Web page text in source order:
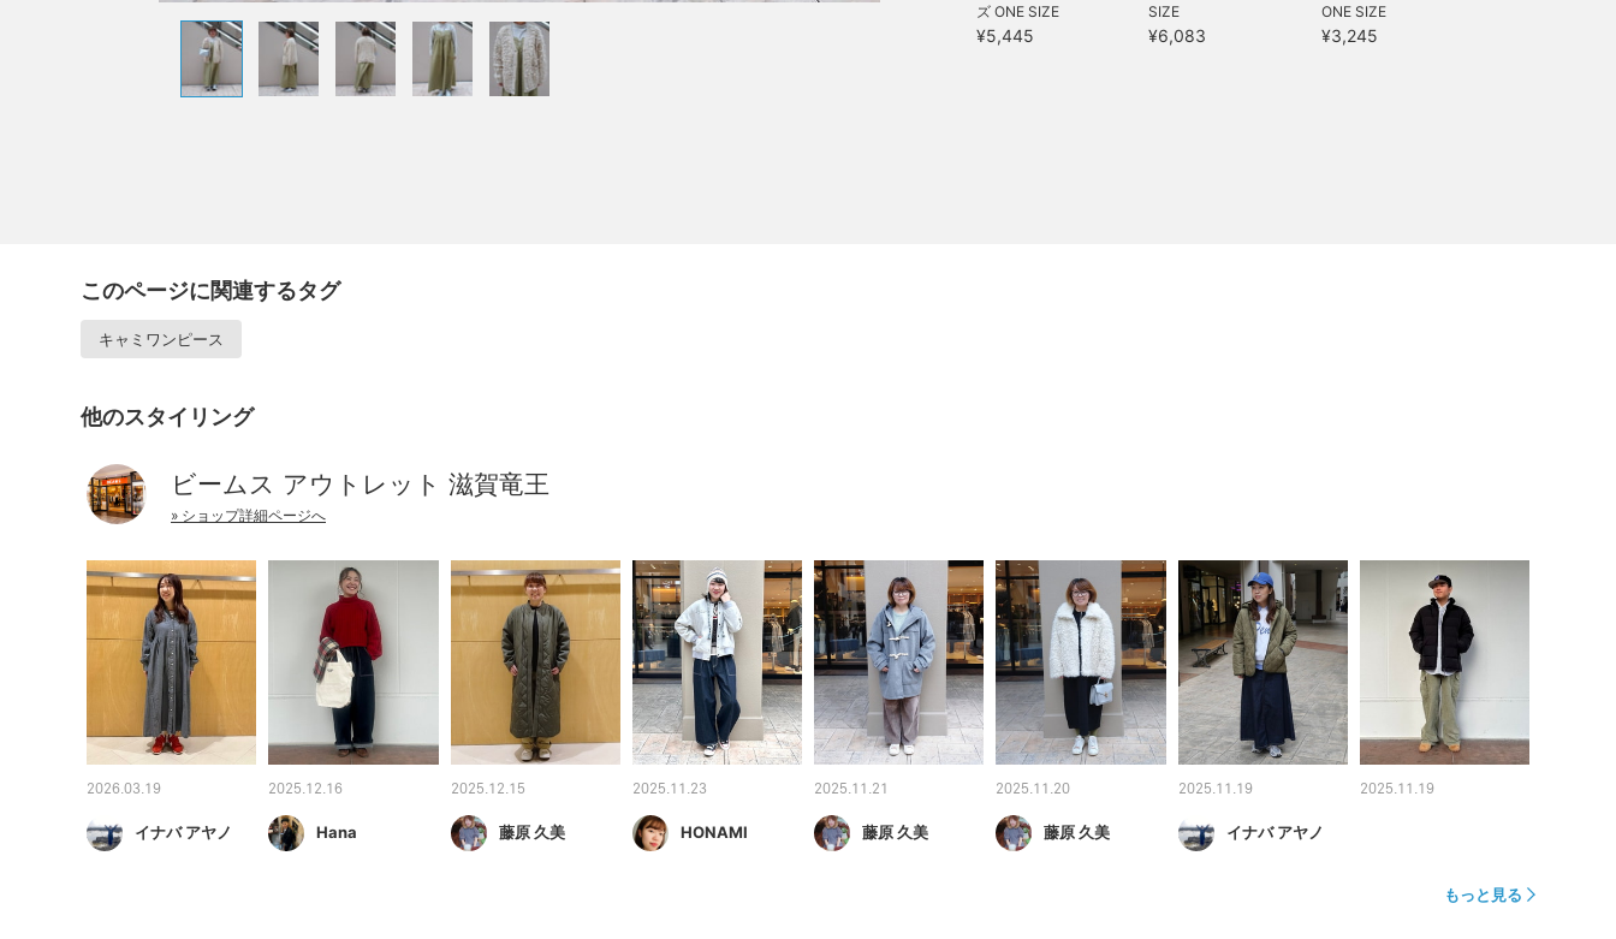
ズ ONE SIZE
¥5,445
SIZE
¥6,083
ONE SIZE
¥3,245
このページに関連するタグ
キャミワンピース
他のスタイリング
ビームス アウトレット 滋賀竜王
» ショップ詳細ページへ
2026.03.19
イナバ アヤノ
2025.12.16
Hana
2025.12.15
藤原 久美
2025.11.23
HONAMI
2025.11.21
藤原 久美
2025.11.20
藤原 久美
2025.11.19
イナバ アヤノ
2025.11.19
もっと見る